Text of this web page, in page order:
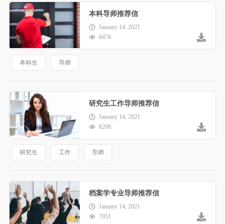
本科导师推荐信
January 14, 2021
6478
本科生 导师
研究生工作导师推荐信
January 14, 2021
8208
研究生 工作 导师
档案学专业导师推荐信
January 14, 2021
7051